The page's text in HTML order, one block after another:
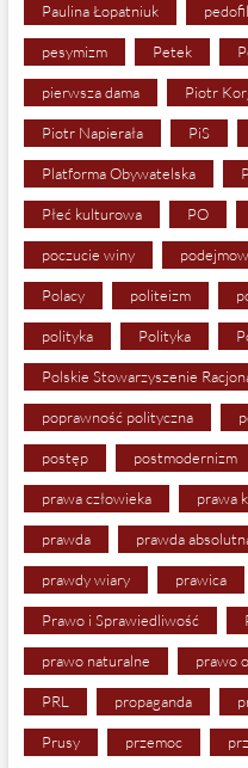
Paulina Łopatniuk
pesymizm Petek
pierwsza dama Piotr
Piotr Napierała PiS
Platforma Obywatelska
Płeć kulturowa PO
poczucie winy
Polacy politeizm
polityka Polityka
Polskie Stowarzyszenie
poprawność polityczna
postęp postmodernizm
prawa człowieka prawa
prawda prawda
prawdy wiary prawica
Prawo i Sprawiedliwość
prawo naturalne prawo
PRL propaganda
Prusy przemoc